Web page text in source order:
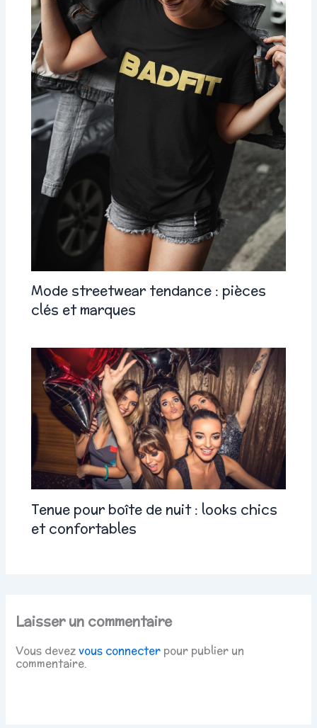
Mode streetwear tendance : pièces
clés et marques
Tenue pour boîte de nuit : looks chics
et confortables
Laisser un commentaire
Vous devezvous connecter pour publier un
commentaire.